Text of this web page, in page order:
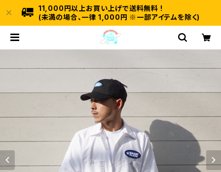
11,000円以上お買い上げで送料無料 !
(未満の場合、一律 1,000円 ※一部アイテムを除く)